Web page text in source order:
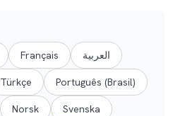
Français العربية
Türkçe Português (Brasil)
Norsk Svenska